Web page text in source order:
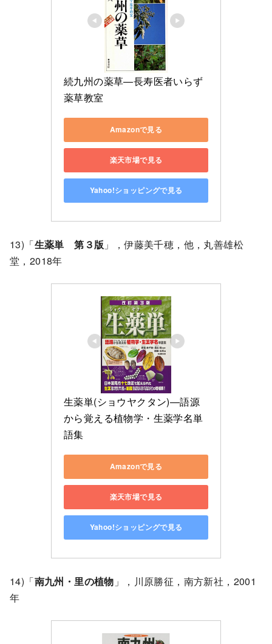
続九州の薬草―長寿医者いらず
薬草教室
Amazonで見る
楽天市場で見る
Yahoo!ショッピングで見る
13)「生薬単 第３版 」，伊藤美千穂，他，丸善雄松
堂，2018年
生薬単(ショウヤクタン)―語源
から覚える植物学・生薬学名単
語集
Amazonで見る
楽天市場で見る
Yahoo!ショッピングで見る
14)「南九州・里の植物 」，川原勝征，南方新社，2001
年